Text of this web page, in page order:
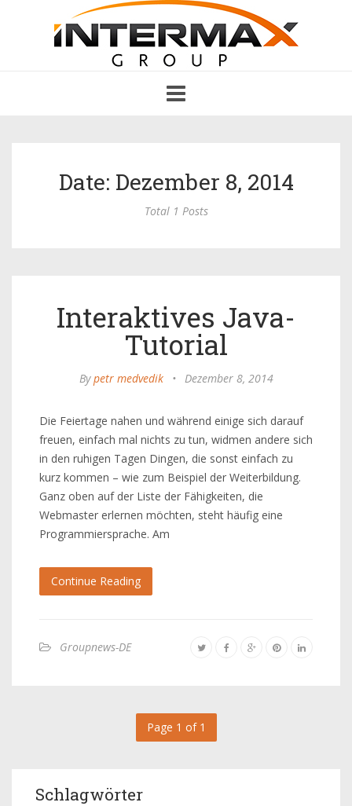
navigation
Date: Dezember 8, 2014
Total 1 Posts
Interaktives Java-
Tutorial
Bypetr medvedik • Dezember 8, 2014
Die Feiertage nahen und während einige sich darauf
freuen, einfach mal nichts zu tun, widmen andere sich
in den ruhigen Tagen Dingen, die sonst einfach zu
kurz kommen – wie zum Beispiel der Weiterbildung.
Ganz oben auf der Liste der Fähigkeiten, die
Webmaster erlernen möchten, steht häufig eine
Programmiersprache. Am
Continue Reading
Groupnews-DE
Page 1 of 1
Schlagwörter